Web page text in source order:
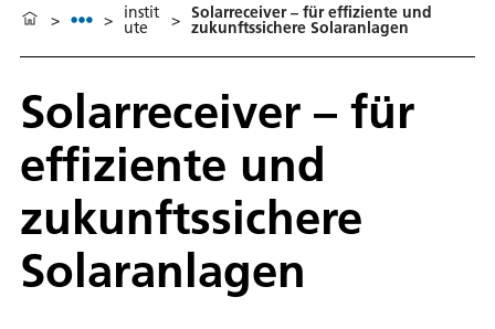
> > instit
ute > Solarreceiver – für effiziente und
zukunftssichere Solaranlagen
Solarreceiver – für
effiziente und
zukunftssichere
Solaranlagen